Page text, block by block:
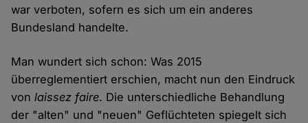
war verboten, sofern es sich um ein anderes
Bundesland handelte.
Man wundert sich schon: Was 2015
überreglementiert erschien, macht nun den Eindruck
vonlaissez faire. Die unterschiedliche Behandlung
der "alten" und "neuen" Geflüchteten spiegelt sich